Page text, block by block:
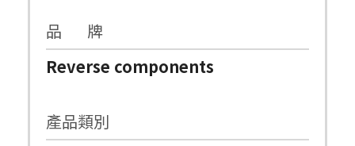
品 牌
Reverse components
產品類別